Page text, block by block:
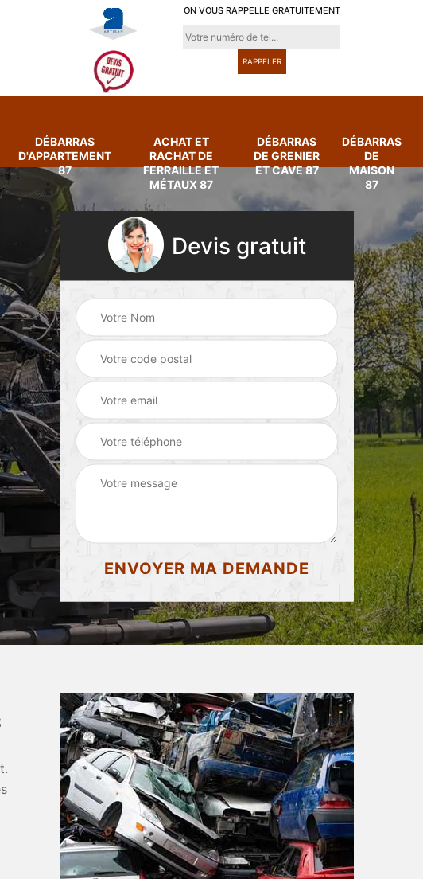
ON VOUS RAPPELLE GRATUITEMENT
DÉBARRAS
D'APPARTEMENT
87
ACHAT ET
RACHAT DE
FERRAILLE ET
MÉTAUX 87
DÉBARRAS
DE GRENIER
ET CAVE 87
DÉBARRAS
DE
MAISON
87
87
d'appartement 87
Achat et rachat de
ferraille et métaux
87
Devis gratuit